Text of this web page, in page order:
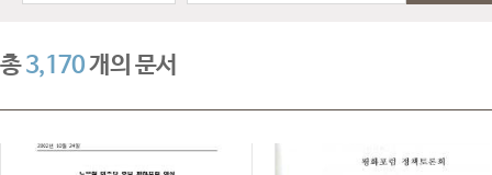
총3,170개의 문서